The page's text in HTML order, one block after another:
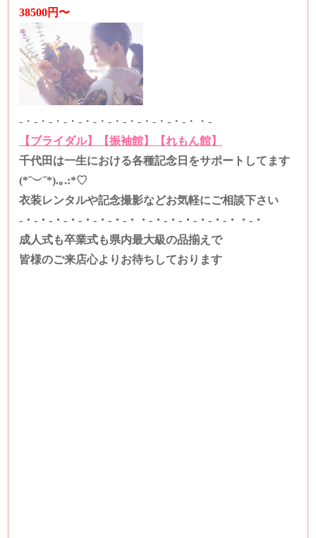
38500円〜
-・-・-・-・-・-・-・-・-・-・-・-・・-
【ブライダル】
【振袖館】
【れもん館】
千代田は一生における各種記念日をサポートしてます
(*˘︶˘*).｡.:*♡
衣装レンタルや記念撮影などお気軽にご相談下さい
-・-・-・-・-・-・-・-・・-・-・-・-・-・-・・-・
成人式も卒業式も県内最大級の品揃えで
皆様のご来店心よりお待ちしております